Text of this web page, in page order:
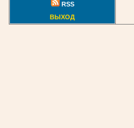
RSS
ВЫХОД